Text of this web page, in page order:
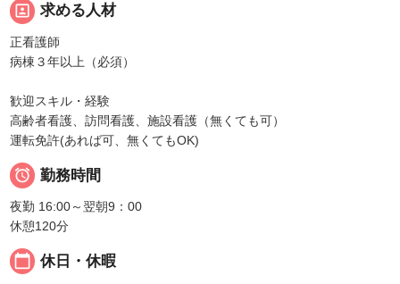
portrait 求める人材
正看護師
病棟３年以上（必須）
歓迎スキル・経験
高齢者看護、訪問看護、施設看護（無くても可）
運転免許(あれば可、無くてもOK)
 勤務時間
夜勤 16:00～翌朝9：00
休憩120分
calendar_today 休日・休暇